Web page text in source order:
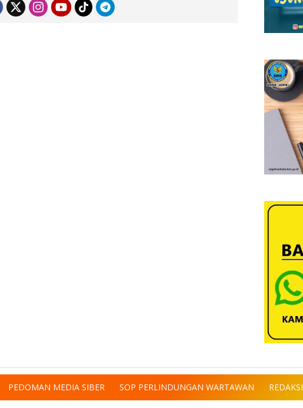
PEDOMAN MEDIA SIBER SOP PERLINDUNGAN WARTAWAN REDAKSI